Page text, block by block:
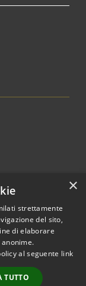
2026 • Comune di
• Powered by
•
Accesso
×
strettamente
del sito,
di elaborare
al seguente link
TUTTO